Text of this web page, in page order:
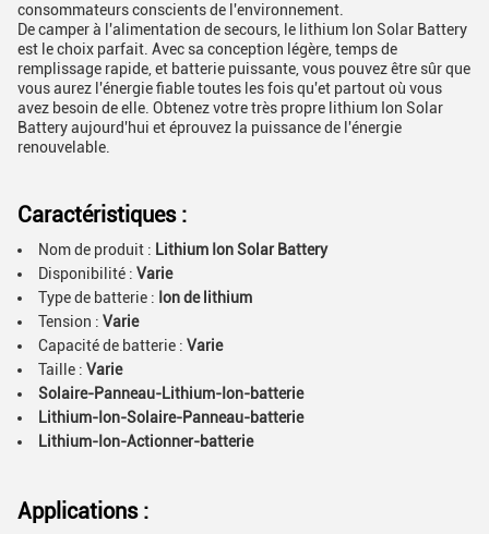
consommateurs conscients de l'environnement.
De camper à l'alimentation de secours, le lithium Ion Solar Battery
est le choix parfait. Avec sa conception légère, temps de
remplissage rapide, et batterie puissante, vous pouvez être sûr que
vous aurez l'énergie fiable toutes les fois qu'et partout où vous
avez besoin de elle. Obtenez votre très propre lithium Ion Solar
Battery aujourd'hui et éprouvez la puissance de l'énergie
renouvelable.
Caractéristiques :
Nom de produit : Lithium Ion Solar Battery
Disponibilité : Varie
Type de batterie : Ion de lithium
Tension : Varie
Capacité de batterie : Varie
Taille : Varie
Solaire-Panneau-Lithium-Ion-batterie
Lithium-Ion-Solaire-Panneau-batterie
Lithium-Ion-Actionner-batterie
Applications :